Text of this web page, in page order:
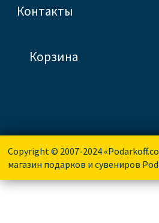
контакты
корзина
Copyright © 2007-2024
магазин подарков и сувениров